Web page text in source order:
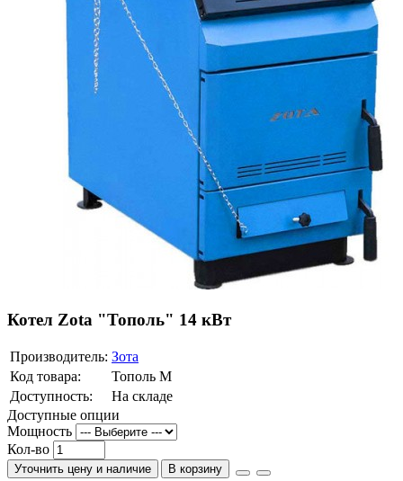
Котел Zota "Тополь" 14 кВт
Производитель: Зота
Код товара:
Тополь М
Доступность:
На складе
Доступные опции
Мощность
Кол-во
В корзину
Уточнить цену и наличие